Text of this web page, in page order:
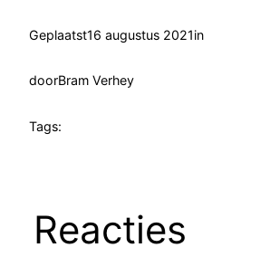
Geplaatst16 augustus 2021in
doorBram Verhey
Tags:
Reacties